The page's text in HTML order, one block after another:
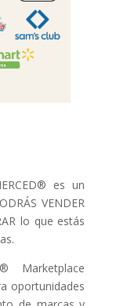
es un
VENDER
lo que estás
Marketplace
oportunidades